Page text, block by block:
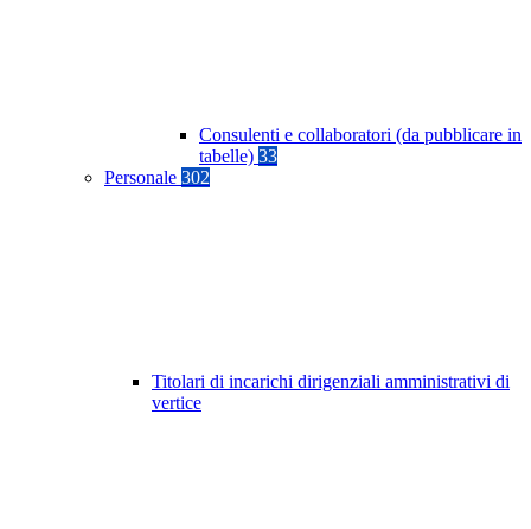
Consulenti e collaboratori (da pubblicare in
tabelle) 33
Personale 302
Titolari di incarichi dirigenziali amministrativi di
vertice